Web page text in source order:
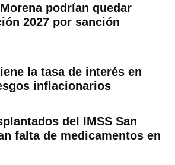
podrían quedar
2027 por sanción
la tasa de interés en
inflacionarios
del IMSS San
falta de medicamentos en